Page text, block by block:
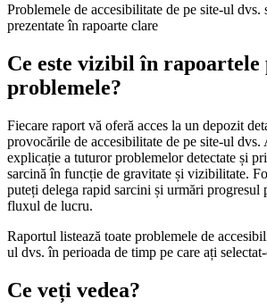
Problemele de accesibilitate de pe site-ul dvs.
prezentate în rapoarte clare
Ce este vizibil în
problemele?
Fiecare raport vă oferă acces la un depozit
provocările de accesibilitate de pe site-ul dvs.
explicație a tuturor problemelor detectate și
sarcină în funcție de gravitate și vizibilitate.
puteți delega rapid sarcini și urmări progresul
fluxul de lucru.
Raportul listează toate problemele de
ul dvs. în perioada de timp pe care ați
Ce veți vedea?